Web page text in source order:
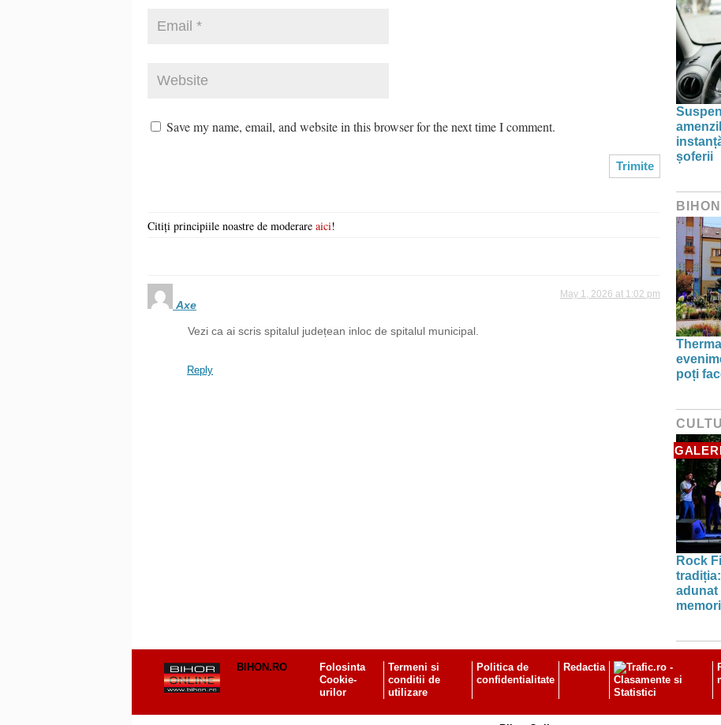
Save my name, email, and website in this browser for the next time I comment.
Citiți principiile noastre de moderare aici!
Axe
May 1, 2026 at 1:02 pm
Vezi ca ai scris spitalul județean inloc de spitalul municipal.
Reply
șoferii
poți
Rock
adunat
BIHON.RO
Folosinta
Cookie-
urilor
Termeni si
conditii de
utilizare
Politica de
confidentialitate
Redactia